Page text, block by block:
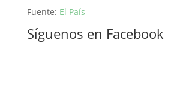
Fuente: El País
Síguenos en Facebook